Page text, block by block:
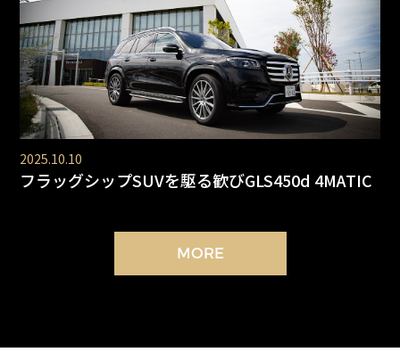
2025.10.10
フラッグシップSUVを駆る歓びGLS450d 4MATIC
MORE